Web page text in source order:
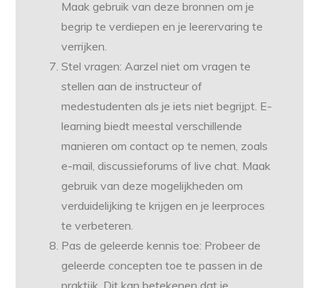
Maak gebruik van deze bronnen om je
begrip te verdiepen en je leerervaring te
verrijken.
Stel vragen: Aarzel niet om vragen te
stellen aan de instructeur of
medestudenten als je iets niet begrijpt. E-
learning biedt meestal verschillende
manieren om contact op te nemen, zoals
e-mail, discussieforums of live chat. Maak
gebruik van deze mogelijkheden om
verduidelijking te krijgen en je leerproces
te verbeteren.
Pas de geleerde kennis toe: Probeer de
geleerde concepten toe te passen in de